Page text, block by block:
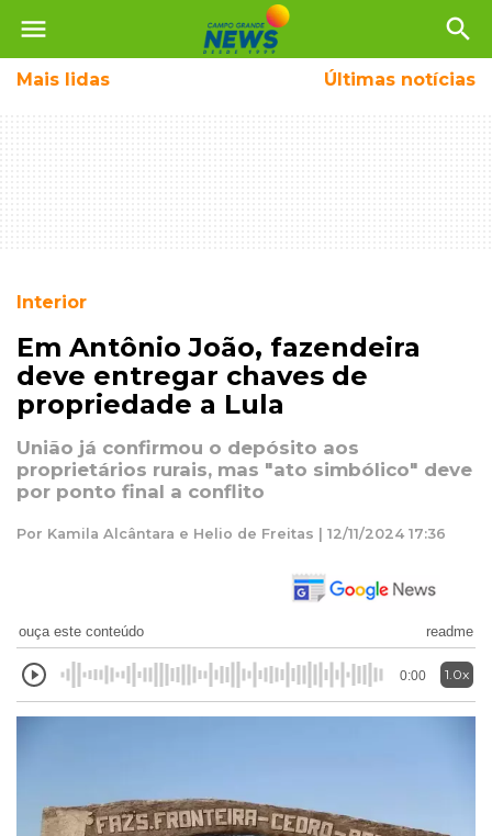
menu search
Mais lidas Últimas notícias
Interior
Em Antônio João, fazendeira
deve entregar chaves de
propriedade a Lula
União já confirmou o depósito aos
proprietários rurais, mas "ato simbólico" deve
por ponto final a conflito
Por Kamila Alcântara e Helio de Freitas | 12/11/2024 17:36
ouça este conteúdo readme
0:00 1.0x